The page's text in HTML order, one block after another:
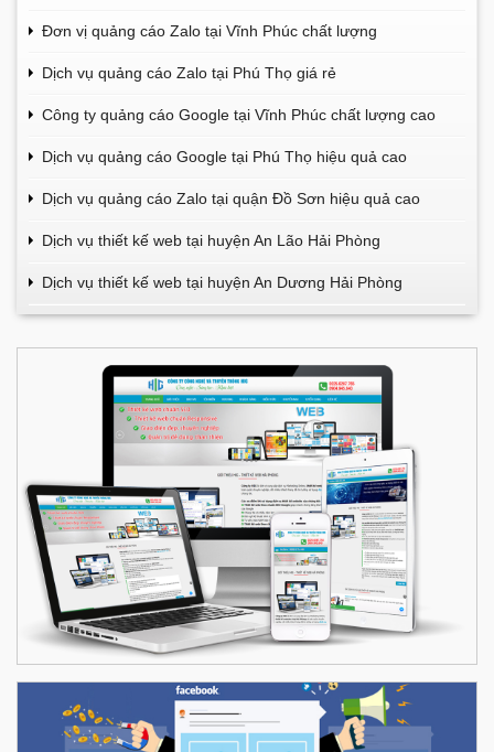
Đơn vị quảng cáo Zalo tại Vĩnh Phúc chất lượng
Dịch vụ quảng cáo Zalo tại Phú Thọ giá rẻ
Công ty quảng cáo Google tại Vĩnh Phúc chất lượng cao
Dịch vụ quảng cáo Google tại Phú Thọ hiệu quả cao
Dịch vụ quảng cáo Zalo tại quận Đồ Sơn hiệu quả cao
Dịch vụ thiết kế web tại huyện An Lão Hải Phòng
Dịch vụ thiết kế web tại huyện An Dương Hải Phòng